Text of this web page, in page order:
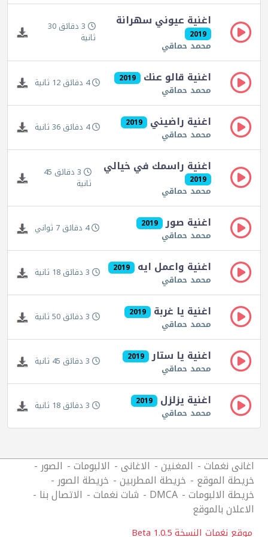
اغنية عيوني سهرانة
2019
محمد حماقي
3 دقائق 30
ثانية
اغنية قالو عنك 2019
محمد حماقي 4 دقائق 12 ثانية
اغنية راضيني 2019
محمد حماقي 4 دقائق 36 ثانية
اغنية راسمك في خيالي
2019
محمد حماقي
3 دقائق 45
ثانية
اغنية صور 2019
محمد حماقي 4 دقائق 7 ثواني
اغنية واعمل ايه 2019
محمد حماقي 3 دقائق 18 ثانية
اغنية يا غربة 2019
محمد حماقي 3 دقائق 50 ثانية
اغنية يا ستار 2019
محمد حماقي 3 دقائق 45 ثانية
اغنية يزلزل 2019
محمد حماقي 3 دقائق 18 ثانية
اغانى نغمات المغنين الاغانى الالبومات الصور
خريطة الموقع خريطة المطربين خريطة الصور
خريطة الالبومات DMCA شات نغمات الاتصال بنا
الاعلان بالموقع
موقع نغمات النسخة 1.0.5 Beta